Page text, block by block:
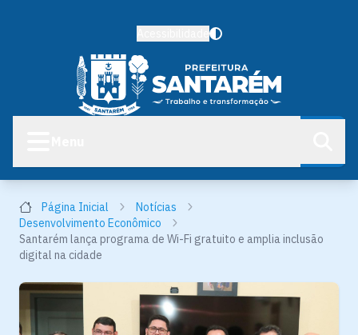
Página Inicial
Notícias
Desenvolvimento Econômico
Santarém lança programa de Wi-Fi gratuito e amplia inclusão
digital na cidade